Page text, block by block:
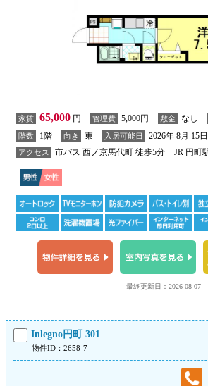
家賃 65,000 円 管理費 5,000円 敷金 なし
階数 1階 向き 東 入居可能日 2026年 8月 15
アクセス 市バス 西ノ京馬代町 徒歩5分 JR 円町
最終更新日：2026-08-07
Inlegno円町 301
物件ID：2658-7